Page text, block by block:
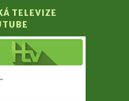
TELEVIZE